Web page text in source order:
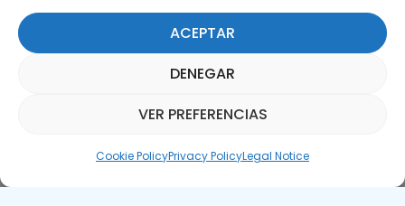
ACEPTAR
DENEGAR
VER PREFERENCIAS
Cookie PolicyPrivacy PolicyLegal Notice